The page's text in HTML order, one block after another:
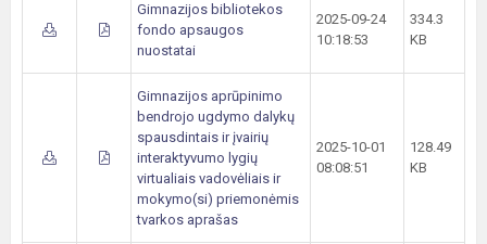
Gimnazijos bibliotekos
fondo apsaugos
nuostatai
2025-09-24
10:18:53
334.3
KB
Gimnazijos aprūpinimo
bendrojo ugdymo dalykų
spausdintais ir įvairių
interaktyvumo lygių
virtualiais vadovėliais ir
mokymo(si) priemonėmis
tvarkos aprašas
2025-10-01
08:08:51
128.49
KB